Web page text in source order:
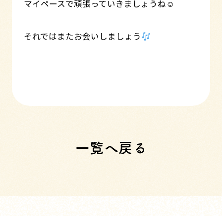
マイペースで頑張っていきましょうね☺
それではまたお会いしましょう
一覧へ戻る